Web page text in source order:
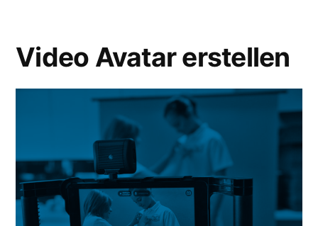
Video Avatar erstellen